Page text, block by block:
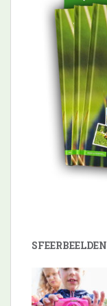
SFEERBEELDEN